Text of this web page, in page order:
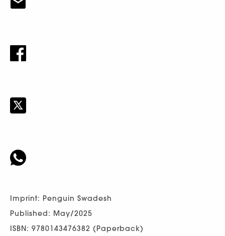
Imprint: Penguin Swadesh
Published: May/2025
ISBN: 9780143476382 (Paperback)